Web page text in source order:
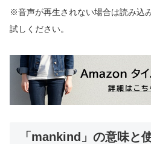
※音声が再生されない場合は読み込
試しください。
「mankind」の意味と